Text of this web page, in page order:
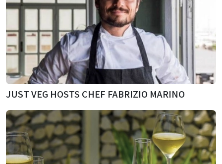
JUST VEG HOSTS CHEF FABRIZIO MARINO